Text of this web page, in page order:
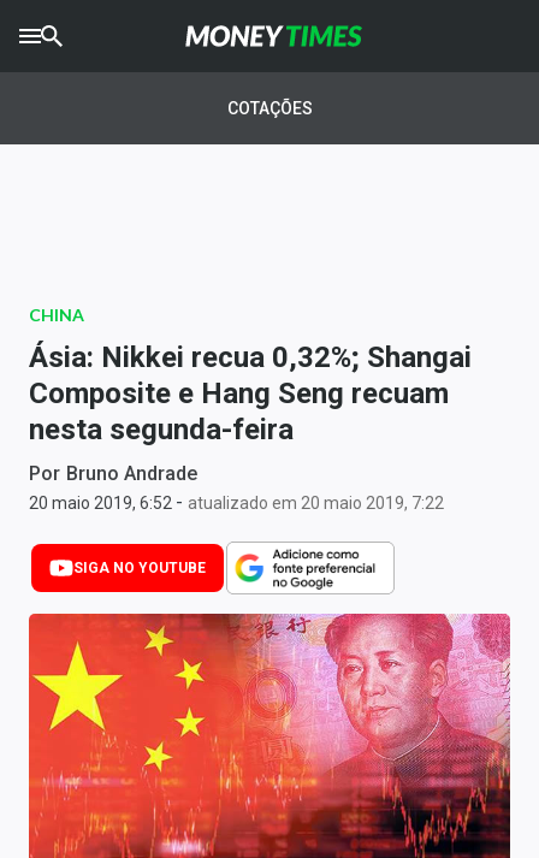
AGROTIMES
Newsletters
Money Trader
Anuncie
Últimas Notícias
Newsletters
Cotações
Comprar ou vender?
Carteiras Recomendadas
Central de Dividendos
Central de Fundos Imobiliários
COTAÇÕES
CHINA
Ásia: Nikkei recua 0,32%; Shangai
Composite e Hang Seng recuam
nesta segunda-feira
Por Bruno Andrade
20 maio 2019, 6:52 - atualizado em 20 maio 2019, 7:22
SIGA NO YOUTUBE